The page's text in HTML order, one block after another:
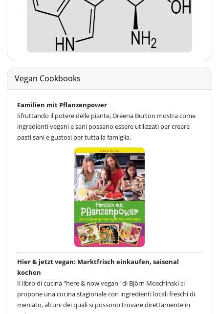
Vegan Cookbooks
Familien mit Pflanzenpower
Sfruttando il potere delle piante, Dreena Burton mostra come
ingredienti vegani e sani possano essere utilizzati per creare
pasti sani e gustosi per tutta la famiglia.
Hier & jetzt vegan: Marktfrisch einkaufen, saisonal
kochen
Il libro di cucina "here & now vegan" di Björn Moschinski ci
propone una cucina stagionale con ingredienti locali freschi di
mercato, alcuni dei quali si possono trovare direttamente in